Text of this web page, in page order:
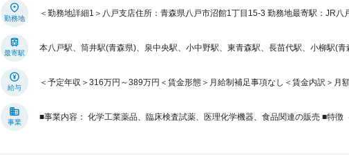
勤務地
＜勤務地詳細1＞八戸支店住所：青森県八戸市沼館1丁目15-3 勤務地最寄駅：JR八
最寄駅
本八戸駅、筒井駅(青森県)、泉中央駅、小中野駅、東青森駅、長苗代駅、小柳駅(青
給与
＜予定年収＞316万円～389万円＜賃金形態＞月給制補足事項なし＜賃金内訳＞月
事業
■事業内容： 化学工業薬品、臨床検査試薬、医理化学機器、食品関連の販売 ■特徴